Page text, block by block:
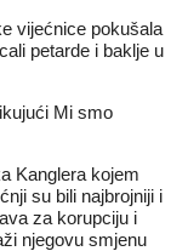
vijećnice pokušala
petarde i baklje u
Mi smo
Kanglera kojem
su bili najbrojniji i
za korupciju i
njegovu smjenu